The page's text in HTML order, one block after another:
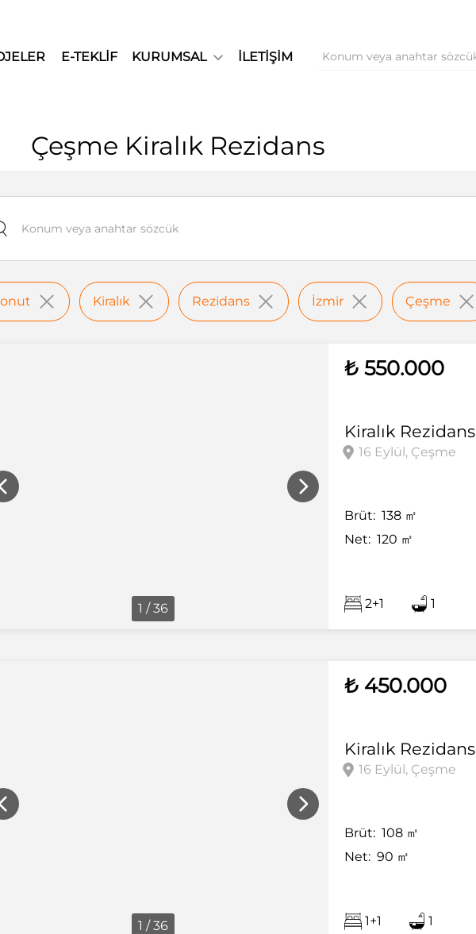
E-TEKLİF KURUMSAL İLETİŞİM
Çeşme Kiralık Rezidans
Kiralık Rezidans İzmir Çeşme
1 / 36
₺ 550.000
Kiralık Rezidans
16 Eylül, Çeşme
Brüt: 138 ㎡
Net: 120 ㎡
2+1 1
1 / 36
₺ 450.000
Kiralık Rezidans
16 Eylül, Çeşme
Brüt: 108 ㎡
Net: 90 ㎡
1+1 1